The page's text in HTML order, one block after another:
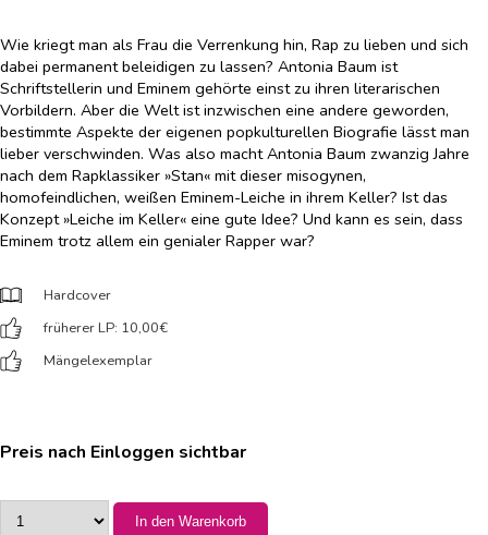
Wie kriegt man als Frau die Verrenkung hin, Rap zu lieben und sich
dabei permanent beleidigen zu lassen? Antonia Baum ist
Schriftstellerin und Eminem gehörte einst zu ihren literarischen
Vorbildern. Aber die Welt ist inzwischen eine andere geworden,
bestimmte Aspekte der eigenen popkulturellen Biografie lässt man
lieber verschwinden. Was also macht Antonia Baum zwanzig Jahre
nach dem Rapklassiker »Stan« mit dieser misogynen,
homofeindlichen, weißen Eminem-Leiche in ihrem Keller? Ist das
Konzept »Leiche im Keller« eine gute Idee? Und kann es sein, dass
Eminem trotz allem ein genialer Rapper war?
Hardcover
früherer LP: 10,00€
Mängelexemplar
Preis nach Einloggen sichtbar
In den Warenkorb